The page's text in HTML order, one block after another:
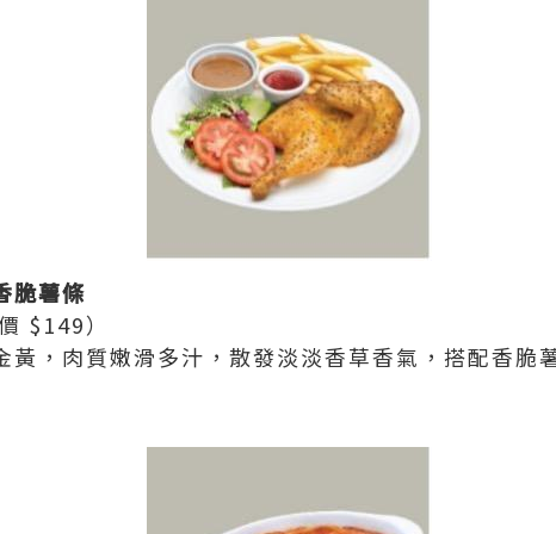
脆薯條
$149）
黃，肉質嫩滑多汁，散發淡淡香草香氣，搭配香脆